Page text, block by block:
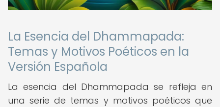
La Esencia del Dhammapada:
Temas y Motivos Poéticos en la
Versión Española
La esencia del Dhammapada se refleja en
una serie de temas y motivos poéticos que